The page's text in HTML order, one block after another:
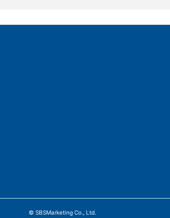
© SBSMarketing Co., Ltd.